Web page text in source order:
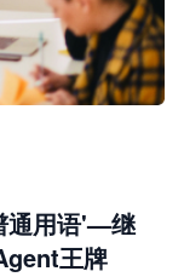
通用语'—继
王牌